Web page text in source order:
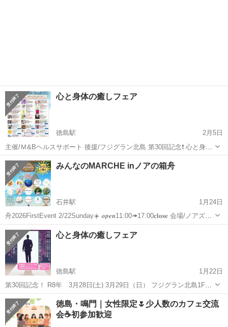
心と身体の癒しフェア
徳島駅
2月5日
主催/Ｍ&Bヘルスサポート 後援/フジグラン北島 第30回記念❗️ 心と身体
の癒しフェア開催❗️ 2ブースご利用されたお客様に桜ギフトをプレゼン
トさせていただきますので是非、お立ち寄りください🌸 皆様方、是非
お立ち寄り...
徳島 徳島市 徳島駅
みんなのMARCHE inノアの箱舟
石井駅
1月24日
舟2026FirstEvent 2/22Sunday☀️ 𝒐𝒑𝒆𝒏11:00➠17:00𝐜𝐥𝐨𝐬𝐞 会場/ノアズア
ーク 徳島県名西郡石井町高川原1770-2 (高川原簡易郵便局斜め前コイ
ンランドリー奥) みんなの好きがぎ...
徳島 名西郡 石井駅 その他
心と身体の癒しフェア
徳島駅
1月22日
第30回記念！ R8年 3月28日(土) 3月29日（日） フジグラン北島1F南
側グランモールにて 10時〜開催決定！ 2ブースご利用されたお客様に
桜ギフトをプレゼントさせていただきますので是非、お立ち寄りくだ
さい🌸
徳島 徳島市 徳島駅 その他 ブース
徳島・鳴門｜女性限定🌷少人数のカフェ交流
会☕️初参加歓迎